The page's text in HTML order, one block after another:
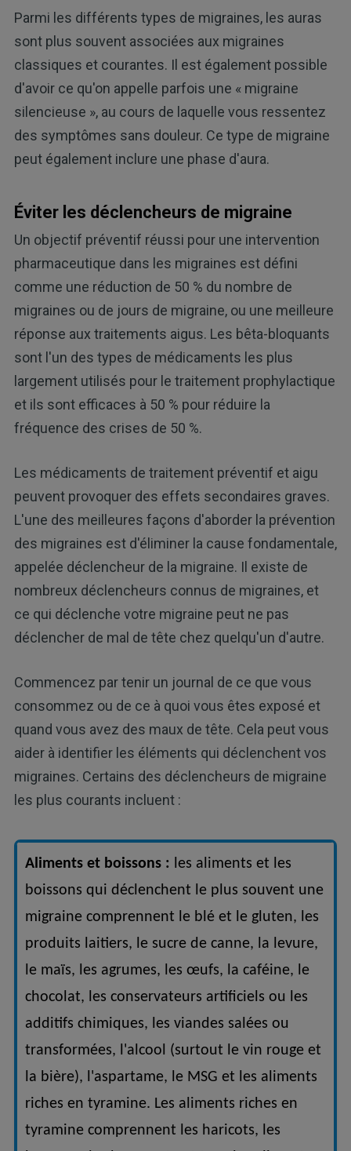
Parmi les différents types de migraines, les auras
sont plus souvent associées aux migraines
classiques et courantes. Il est également possible
d'avoir ce qu'on appelle parfois une « migraine
silencieuse », au cours de laquelle vous ressentez
des symptômes sans douleur. Ce type de migraine
peut également inclure une phase d'aura.
Éviter les déclencheurs de migraine
Un objectif préventif réussi pour une intervention
pharmaceutique dans les migraines est défini
comme une réduction de 50 % du nombre de
migraines ou de jours de migraine, ou une meilleure
réponse aux traitements aigus. Les bêta-bloquants
sont l'un des types de médicaments les plus
largement utilisés pour le traitement prophylactique
et ils sont efficaces à 50 % pour réduire la
fréquence des crises de 50 %.
Les médicaments de traitement préventif et aigu
peuvent provoquer des effets secondaires graves.
L'une des meilleures façons d'aborder la prévention
des migraines est d'éliminer la cause fondamentale,
appelée déclencheur de la migraine. Il existe de
nombreux déclencheurs connus de migraines, et
ce qui déclenche votre migraine peut ne pas
déclencher de mal de tête chez quelqu'un d'autre.
Commencez par tenir un journal de ce que vous
consommez ou de ce à quoi vous êtes exposé et
quand vous avez des maux de tête. Cela peut vous
aider à identifier les éléments qui déclenchent vos
migraines. Certains des déclencheurs de migraine
les plus courants incluent :
Aliments et boissons : les aliments et les
boissons qui déclenchent le plus souvent une
migraine comprennent le blé et le gluten, les
produits laitiers, le sucre de canne, la levure,
le maïs, les agrumes, les œufs, la caféine, le
chocolat, les conservateurs artificiels ou les
additifs chimiques, les viandes salées ou
transformées, l'alcool (surtout le vin rouge et
la bière), l'aspartame, le MSG et les aliments
riches en tyramine. Les aliments riches en
tyramine comprennent les haricots, les